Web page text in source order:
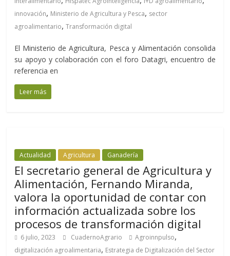
innovación, Ministerio de Agricultura y Pesca, sector
agroalimentario,Transformación digital
El Ministerio de Agricultura, Pesca y Alimentación consolida
su apoyo y colaboración con el foro Datagri, encuentro de
referencia en
Leer más
Actualidad Agricultura Ganadería
El secretario general de Agricultura y
Alimentación, Fernando Miranda,
valora la oportunidad de contar con
información actualizada sobre los
procesos de transformación digital
6 julio, 2023 CuadernoAgrario Agroinnpulso,
digitalización agroalimentaria, Estrategia de Digitalización del Sector